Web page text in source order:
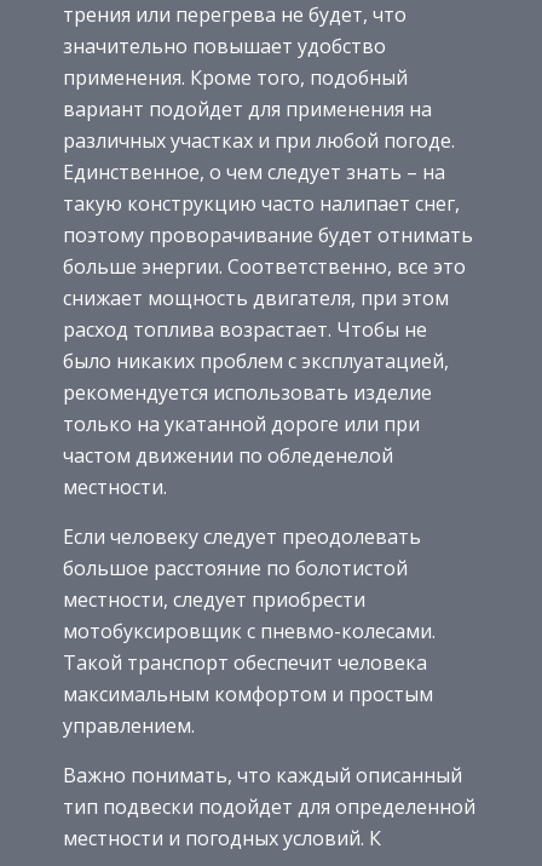
трения или перегрева не будет, что
значительно повышает удобство
применения. Кроме того, подобный
вариант подойдет для применения на
различных участках и при любой погоде.
Единственное, о чем следует знать – на
такую конструкцию часто налипает снег,
поэтому проворачивание будет отнимать
больше энергии. Соответственно, все это
снижает мощность двигателя, при этом
расход топлива возрастает. Чтобы не
было никаких проблем с эксплуатацией,
рекомендуется использовать изделие
только на укатанной дороге или при
частом движении по обледенелой
местности.
Если человеку следует преодолевать
большое расстояние по болотистой
местности, следует приобрести
мотобуксировщик с пневмо-колесами.
Такой транспорт обеспечит человека
максимальным комфортом и простым
управлением.
Важно понимать, что каждый описанный
тип подвески подойдет для определенной
местности и погодных условий. К